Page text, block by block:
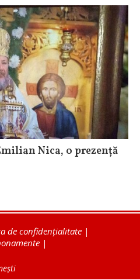
Nica, o prezență
de confidențialitate |
|